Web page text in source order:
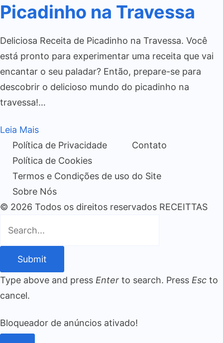
Picadinho na Travessa
Deliciosa Receita de Picadinho na Travessa. Você
está pronto para experimentar uma receita que vai
encantar o seu paladar? Então, prepare-se para
descobrir o delicioso mundo do picadinho na
travessa!…
Leia Mais
Política de Privacidade
Contato
Política de Cookies
Termos e Condições de uso do Site
Sobre Nós
© 2026 Todos os direitos reservados RECEITTAS
Submit
Type above and press Enter to search. Press Esc to
cancel.
Bloqueador de anúncios ativado!